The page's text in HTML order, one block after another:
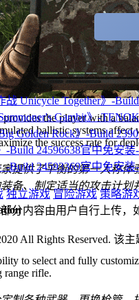
the player with a
ballistic systems affect
the success rate for
家提供了平衡的第一人称
备、制定适当的攻击计划
to select and fully
range rifle.
战 Unicycle Together》-
Gambit》-
Golden Rock》-Build
-Build 24596638官中免安装
-Build 24593369官中免安装
独立游戏 冒险游戏 策略游
分内容由用户自行上传，
All Rights Reserved. 该主